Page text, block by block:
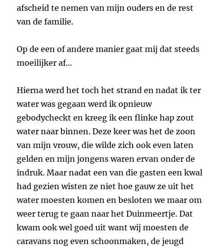
afscheid te nemen van mijn ouders en de rest
van de familie.
Op de een of andere manier gaat mij dat steeds
moeilijker af…
Hierna werd het toch het strand en nadat ik ter
water was gegaan werd ik opnieuw
gebodycheckt en kreeg ik een flinke hap zout
water naar binnen. Deze keer was het de zoon
van mijn vrouw, die wilde zich ook even laten
gelden en mijn jongens waren ervan onder de
indruk. Maar nadat een van die gasten een kwal
had gezien wisten ze niet hoe gauw ze uit het
water moesten komen en besloten we maar om
weer terug te gaan naar het Duinmeertje. Dat
kwam ook wel goed uit want wij moesten de
caravans nog even schoonmaken, de jeugd